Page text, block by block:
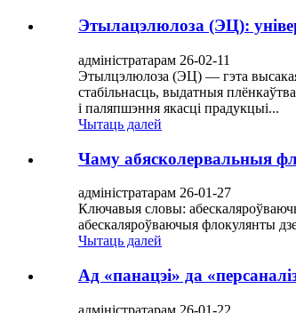
Этылацэлюлоза (ЭЦ):
адміністратарам 26-02-11
Этылцэлюлоза (ЭЦ) — гэта
стабільнасць, выдатныя
і паляпшэння якасці прадукцыі...
Чытаць далей
Чаму абясколервальныя
адміністратарам 26-01-27
Ключавыя словы:
абескаляроўваючыя флокулянты
Чытаць далей
Ад «панацэі» да
адміністратарам 26-01-22